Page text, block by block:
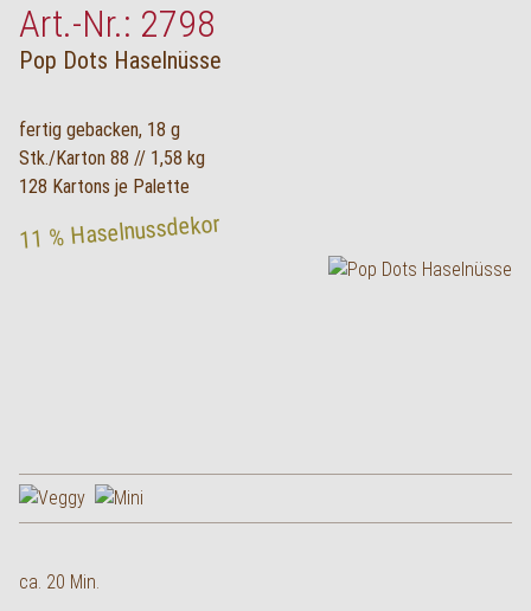
Art.-Nr.: 2798
Pop Dots Haselnüsse
fertig gebacken, 18 g
Stk./Karton 88 // 1,58 kg
128 Kartons je Palette
11 % Haselnussdekor
ca. 20 Min.